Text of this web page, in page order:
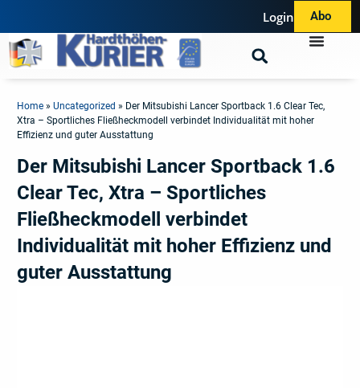
Login Abo
Home »Uncategorized » Der Mitsubishi Lancer Sportback 1.6 Clear Tec,
Xtra – Sportliches Fließheckmodell verbindet Individualität mit hoher
Effizienz und guter Ausstattung
Der Mitsubishi Lancer Sportback 1.6
Clear Tec, Xtra – Sportliches
Fließheckmodell verbindet
Individualität mit hoher Effizienz und
guter Ausstattung